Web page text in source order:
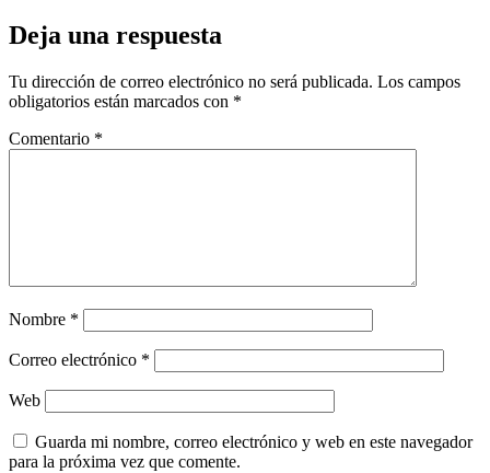
Deja una respuesta
Tu dirección de correo electrónico no será publicada. Los campos
obligatorios están marcados con *
Comentario *
Nombre *
Correo electrónico *
Web
Guarda mi nombre, correo electrónico y web en este navegador
para la próxima vez que comente.